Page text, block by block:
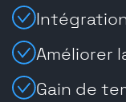
Intégration
Améliorer
Gain de